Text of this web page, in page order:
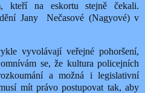
kteří na eskortu stejně čekali.
Jany
Nečasové (Nagyové) v
vyvolávají veřejné pohoršení,
se, že kultura policejních
a možná i legislativní
mít právo postupovat tak, aby